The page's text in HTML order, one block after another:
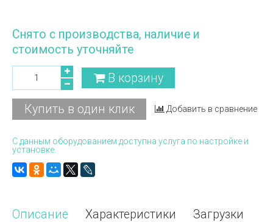
Снято с производства, наличие и
стоимость уточняйте
В корзину
Купить в один клик Добавить в сравнение
С данным оборудованием доступна услуга по настройке и
установке.
Описание Характеристики Загрузки